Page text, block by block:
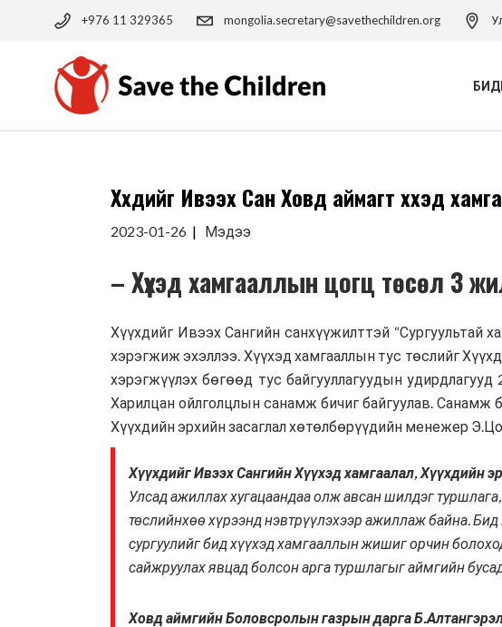
+976 11 329365 mongolia.secretary@savethechildren.org
Холбоо
Хүүхдийг Ивээх Сан Ховд аймагт хүүхэд
2023-01-26 Мэдээ
– Хүүхэд хамгааллын цогц төсөл 3
Хүүхдийг Ивээх Сангийн санхүүжилттэй “Сургуультай
хэрэгжиж эхэллээ. Хүүхэд хамгааллын тус төслийг
хэрэгжүүлэх бөгөөд тус байгууллагуудын
Харилцан ойлголцлын санамж бичиг байгуулав. Санамж
Хүүхдийн эрхийн засаглал хөтөлбөрүүдийн менежер
Хүүхдийг Ивээх Сангийн Хүүхэд хамгаалал, Хүүхдийн
Улсад ажиллах хугацаандаа олж авсан шилдэг
төслийнхөө хүрээнд нэвтрүүлэхээр ажиллаж байна.
сургуулийг бид хүүхэд хамгааллын жишиг орчин
сайжруулах явцад болсон арга туршлагыг аймгийн
Ховд аймгийн Боловсролын газрын дарга